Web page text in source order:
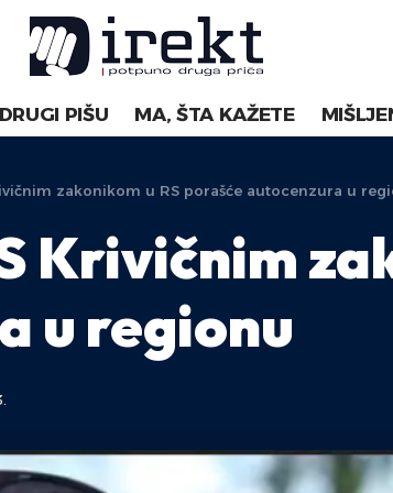
DRUGI PIŠU MA, ŠTA KAŽETE
zakonikom u RS porašće autocenzura u
Krivičnim
u regionu